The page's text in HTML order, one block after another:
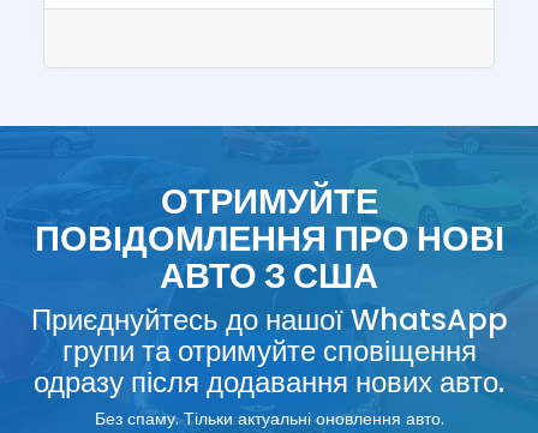
ОТРИМУЙТЕ
ПОВІДОМЛЕННЯ ПРО НОВІ
АВТО З США
Приєднуйтесь до нашої WhatsApp
групи та отримуйте сповіщення
одразу після додавання нових авто.
Без спаму. Тільки актуальні оновлення авто.